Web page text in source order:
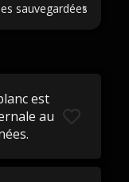
sauvegardées
est
au